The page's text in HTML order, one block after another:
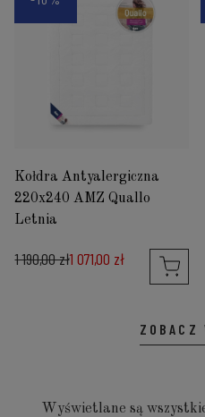
Kołdra Antyalergiczna
220x240 AMZ Quallo
Letnia
1 190,00 zł1 071,00 zł
ZOBACZ
Wyświetlane są